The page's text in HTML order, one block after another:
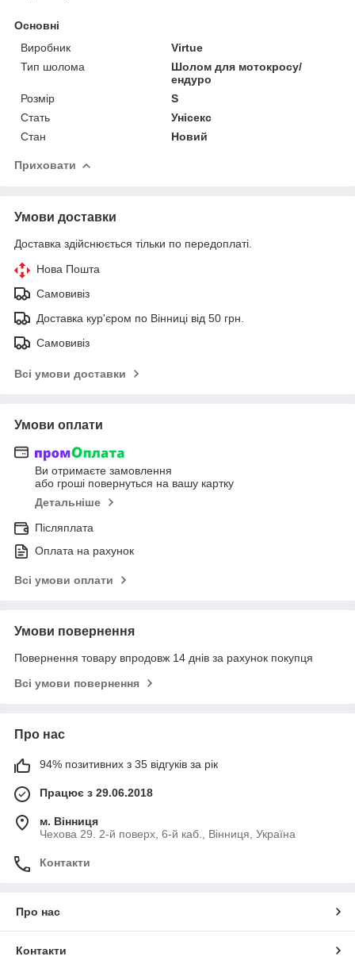
Основні
Виробник
Virtue
Тип шолома
Шолом для мотокросу/
ендуро
Розмір
S
Стать
Унісекс
Стан
Новий
Приховати
Умови доставки
Доставка здійснюється тільки по передоплаті.
Нова Пошта
Самовивіз
Доставка кур'єром по Вінниці від 50 грн.
Самовивіз
Всі умови доставки
Умови оплати
Ви отримаєте замовлення
або гроші повернуться на вашу картку
Детальніше
Післяплата
Оплата на рахунок
Всі умови оплати
Умови повернення
Повернення товару впродовж 14 днів за рахунок покупця
Всі умови повернення
Про нас
94% позитивних з 35 відгуків за рік
Працює з 29.06.2018
м. Вінниця
Чехова 29. 2-й поверх, 6-й каб., Вінниця, Україна
Контакти
Про нас
Контакти